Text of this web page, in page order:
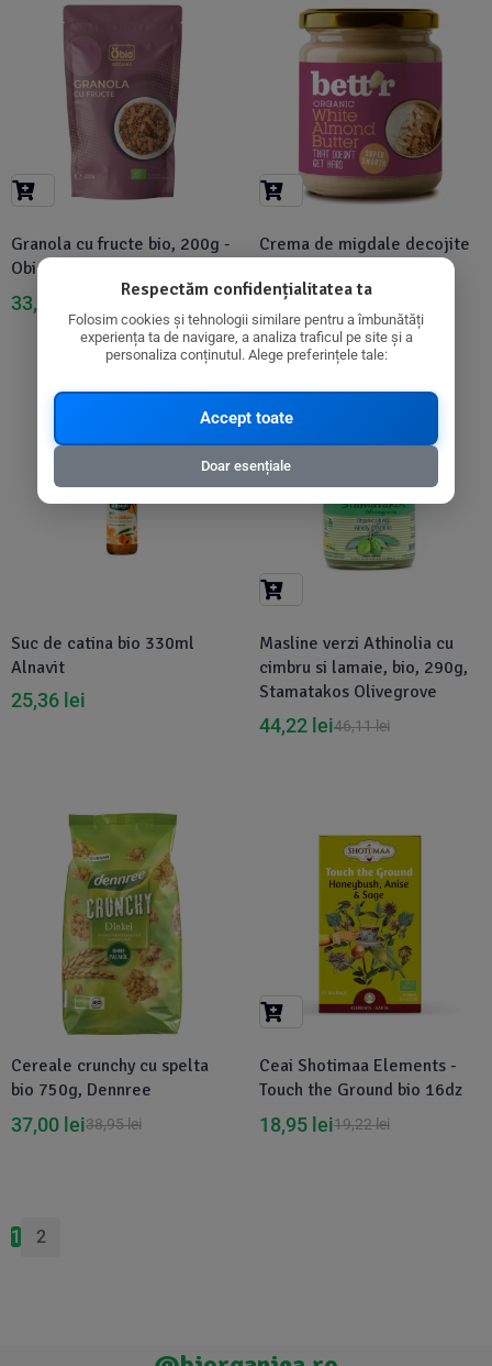
Granola cu fructe bio, 200g -
Obio
33,63
-5%
Crema de migdale decojite
50,54lei
Suc de catina bio 330ml
Alnavit
25,36 lei
-4%
Masline verzi Athinolia cu
cimbru si lamaie, bio, 290g,
Stamatakos Olivegrove
46,11lei
44,22 lei
Disponibil in 1-2 zile
Cereale crunchy cu spelta
bio 750g, Dennree
38,95lei
37,00 lei
Ceai Shotimaa Elements -
Touch the Ground bio 16dz
19,22lei
18,95 lei
1 2
Respectăm confidențialitatea ta
Folosim cookies și tehnologii similare pentru a îmbunătăți
experiența ta de navigare, a analiza traficul pe site și a
personaliza conținutul. Alege preferințele tale:
Accept toate
Doar esențiale